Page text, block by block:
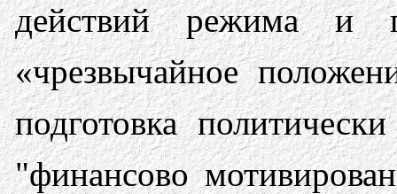
действий режима и
«чрезвычайное
подготовка
"финансово